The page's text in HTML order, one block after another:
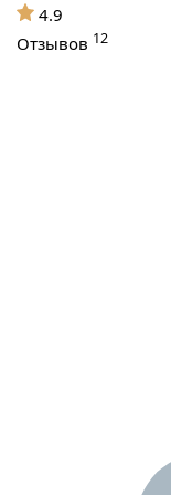
4.9
Отзывов 12